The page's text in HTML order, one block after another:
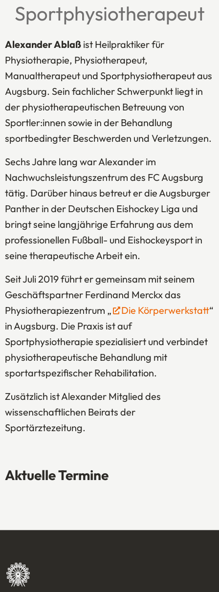
Sportphysiotherapeut
Alexander Ablaß ist Heilpraktiker für
Physiotherapie, Physiotherapeut,
Manualtherapeut und Sportphysiotherapeut aus
Augsburg. Sein fachlicher Schwerpunkt liegt in
der physiotherapeutischen Betreuung von
Sportler:innen sowie in der Behandlung
sportbedingter Beschwerden und Verletzungen.
Sechs Jahre lang war Alexander im
Nachwuchsleistungszentrum des FC Augsburg
tätig. Darüber hinaus betreut er die Augsburger
Panther in der Deutschen Eishockey Liga und
bringt seine langjährige Erfahrung aus dem
professionellen Fußball- und Eishockeysport in
seine therapeutische Arbeit ein.
Seit Juli 2019 führt er gemeinsam mit seinem
Geschäftspartner Ferdinand Merckx das
Physiotherapiezentrum „
Die Körperwerkstatt“
in Augsburg. Die Praxis ist auf
Sportphysiotherapie spezialisiert und verbindet
physiotherapeutische Behandlung mit
sportartspezifischer Rehabilitation.
Zusätzlich ist Alexander Mitglied des
wissenschaftlichen Beirats der
Sportärztezeitung.
Aktuelle Termine